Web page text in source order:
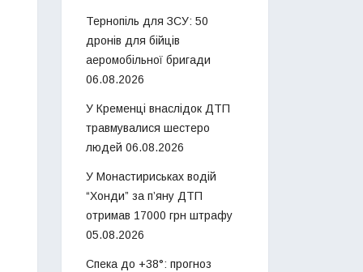
Тернопіль для ЗСУ: 50
дронів для бійців
аеромобільної бригади
06.08.2026
У Кременці внаслідок ДТП
травмувалися шестеро
людей 06.08.2026
У Монастириськах водій
“Хонди” за п’яну ДТП
отримав 17000 грн штрафу
05.08.2026
Спека до +38°: прогноз